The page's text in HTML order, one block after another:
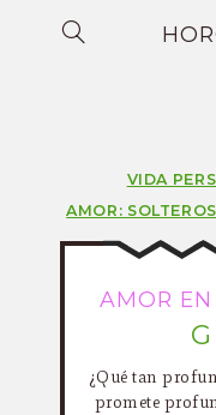
VIDA
AMOR: SOLTEROS
AMOR
¿Qué tan
promete